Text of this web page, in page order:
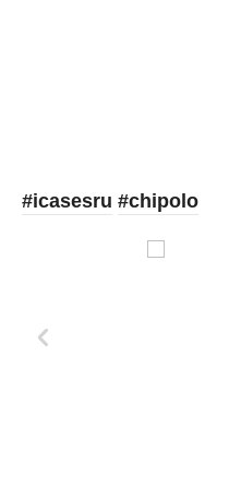
#icasesru #chipolo